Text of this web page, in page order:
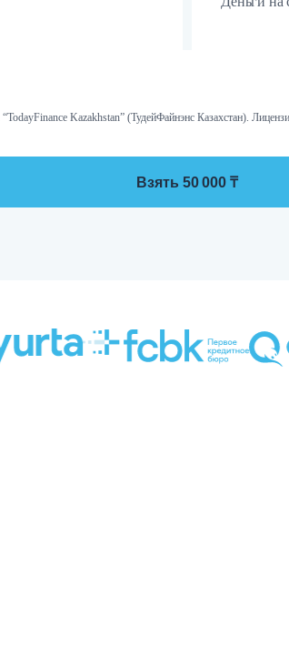
Kazakhstan” (ТудейФайнэнс Казахстан).
Взять 50 000 ₸